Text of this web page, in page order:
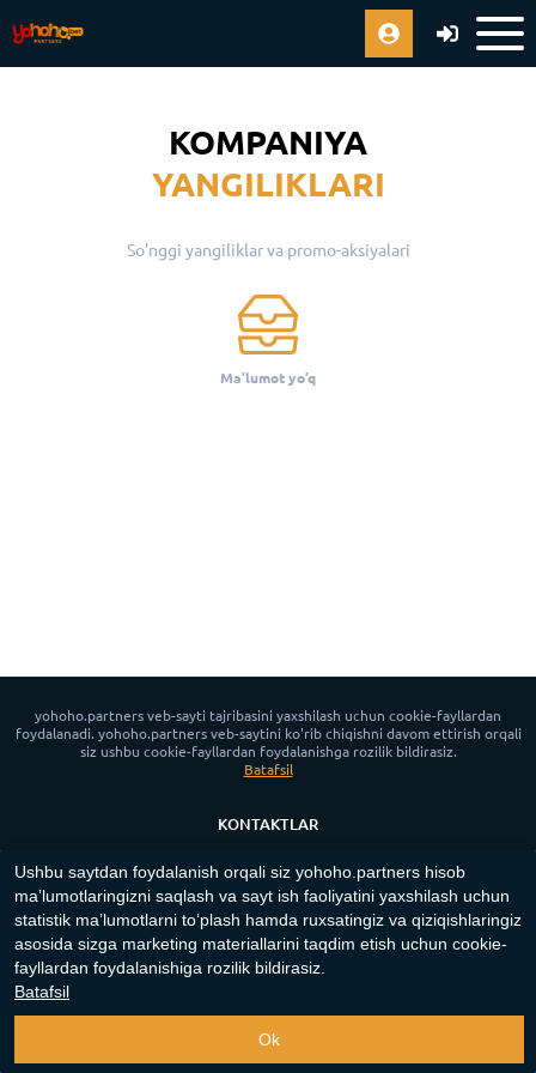
KOMPANIYA
YANGILIKLARI
So'nggi yangiliklar va promo-aksiyalari
Ma’lumot yo’q
yohoho.partners veb-sayti tajribasini yaxshilash uchun cookie-fayllardan
foydalanadi. yohoho.partners veb-saytini ko'rib chiqishni davom ettirish orqali
siz ushbu cookie-fayllardan foydalanishga rozilik bildirasiz.
Batafsil
KONTAKTLAR
MAXFIYLIK SIYOSATI
COOKIE SIYOSATI
App for Android™
Copyright ©2023-2026"yohoho.partners"‎.Barcha huquqlar
himoyalangan
Ushbu saytdan foydalanish orqali siz yohoho.partners hisob
maʼlumotlaringizni saqlash va sayt ish faoliyatini yaxshilash uchun
statistik maʼlumotlarni toʻplash hamda ruxsatingiz va qiziqishlaringiz
asosida sizga marketing materiallarini taqdim etish uchun cookie-
fayllardan foydalanishiga rozilik bildirasiz.
Batafsil
Ok